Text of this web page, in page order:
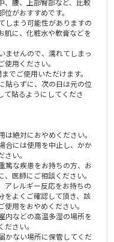
、腰、上部臀部など、比較
がおすすめです。
しまう可能性がありますの
肌に、化粧水や軟膏などを
ませんので、濡れてしまっ
用ください。
でご使用いただけます。
貼らずに、次の日は元の位
て貼るようにしてくださ
絶対におやめください。
合には使用を中止し、かか
い。
篤な疾患をお持ちの方、お
医師にご相談ください。
アレルギー反応をお持ちの
をよくご確認して頂き、該
用をおやめください。
内などの高温多湿の場所を
さい。
かない場所に保管してくだ